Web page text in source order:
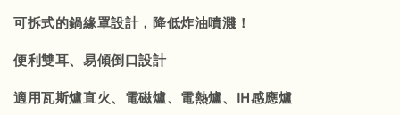
可拆式的鍋緣罩設計，降低炸油噴濺！
便利雙耳、易傾倒口設計
適用瓦斯爐直火、電磁爐、電熱爐、IH感應爐